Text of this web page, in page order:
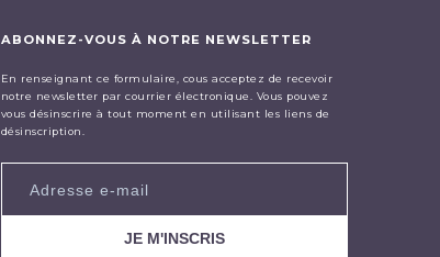
ABONNEZ-VOUS À NOTRE NEWSLETTER
En renseignant ce formulaire, cous acceptez de recevoir
notre newsletter par courrier électronique. Vous pouvez
vous désinscrire à tout moment en utilisant les liens de
désinscription.
JE M'INSCRIS